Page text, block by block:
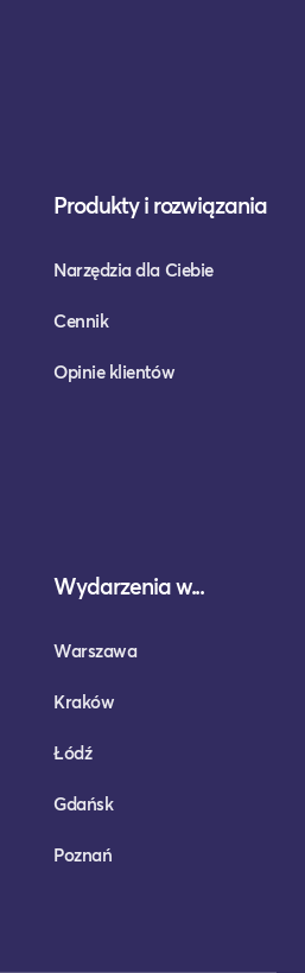
Produkty i rozwiązania
Narzędzia dla Ciebie
Cennik
Opinie klientów
Wydarzenia w...
Warszawa
Kraków
Łódź
Gdańsk
Poznań